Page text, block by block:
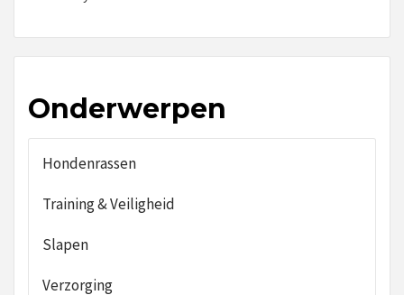
Onderwerpen
Hondenrassen
Training & Veiligheid
Slapen
Verzorging